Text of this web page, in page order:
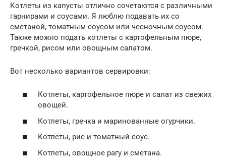
Котлеты из капусты отлично сочетаются с различными
гарнирами и соусами. Я люблю подавать их со
сметаной, томатным соусом или чесночным соусом.
Также можно подать котлеты с картофельным пюре,
гречкой, рисом или овощным салатом.
Вот несколько вариантов сервировки:
Котлеты, картофельное пюре и салат из свежих
овощей.
Котлеты, гречка и маринованные огурчики.
Котлеты, рис и томатный соус.
Котлеты, овощное рагу и сметана.